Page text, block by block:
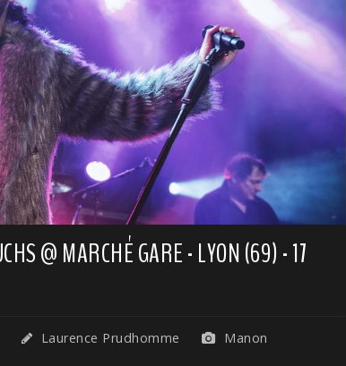
@ MARCHÉ GARE - LYON (69) - 17
Laurence Prudhomme
Manon